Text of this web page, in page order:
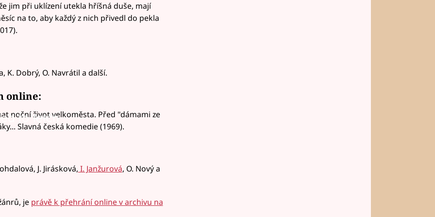
jim při uklízení utekla hříšná duše, mají
na to, aby každý z nich přivedl do pekla
K. Dobrý, O. Navrátil a další.
online:
to fetch
noční život velkoměsta. Před "dámami ze
Slavná česká komedie (1969).
J. Jirásková, I. Janžurová, O. Nový a
je právě k přehrání online v archivu na